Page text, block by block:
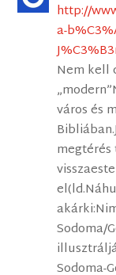
http://
a-
Nem kell
város és
Sodoma/
Sodoma-